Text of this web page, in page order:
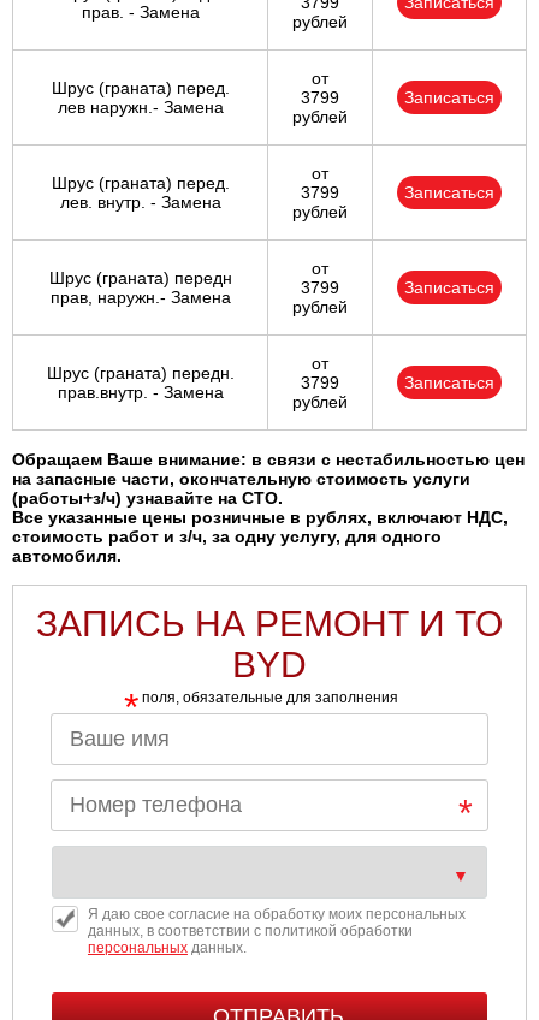
прав. - Замена
рублей
Шрус (граната) перед.
лев наружн.- Замена
от
3799
рублей
Записаться
Шрус (граната) перед.
лев. внутр. - Замена
от
3799
рублей
Записаться
Шрус (граната) передн
прав, наружн.- Замена
от
3799
рублей
Записаться
Шрус (граната) передн.
прав.внутр. - Замена
от
3799
рублей
Записаться
Обращаем Ваше внимание: в связи с нестабильностью цен
на запасные части, окончательную стоимость услуги
(работы+з/ч) узнавайте на СТО.
Все указанные цены розничные в рублях, включают НДС,
стоимость работ и з/ч, за одну услугу, для одного
автомобиля.
ЗАПИСЬ НА РЕМОНТ И ТО
BYD
* поля, обязательные для заполнения
Я даю свое согласие на обработку моих персональных
данных, в соответствии с политикой обработки
персональныхданных.